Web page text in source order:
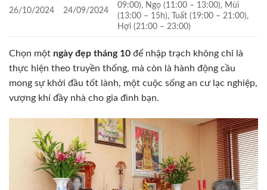
26/10/2024 24/09/2024
09:00), Ngọ (11:00 – 13:00), Mùi
(13:00 – 15h), Tuất (19:00 – 21:00),
Hợi (21:00 – 23:00)
Chọn một ngày đẹp tháng 10 để nhập trạch không chỉ là
thực hiện theo truyền thống, mà còn là hành động cầu
mong sự khởi đầu tốt lành, một cuộc sống an cư lạc nghiệp,
vượng khí đầy nhà cho gia đình bạn.